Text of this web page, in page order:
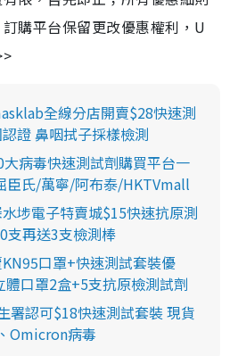
購平台保留更改優惠權利，U
全線分店開賣$28快速測
證 鼻咽拭子採樣檢測
大病毒快速測試劑購買平台一
臣氏/萬寧/阿布泰/HKTVmall
水埗電子特賣城$15快速抗原測
支再送3支檢測棒
口罩+快速測試套裝優
口罩2盒+5支抗原檢測試劑
署認可$18快速測試套裝 現貨
Omicron病毒